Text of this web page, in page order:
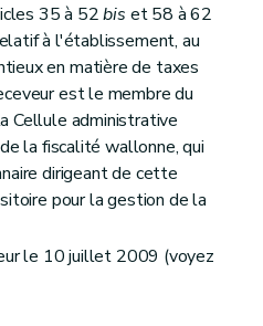
35 à 52bis et 58 à 62
à l'établissement, au
en matière de taxes
est le membre du
Cellule administrative
la fiscalité wallonne, qui
dirigeant de cette
pour la gestion de la
le 10 juillet 2009 (voyez